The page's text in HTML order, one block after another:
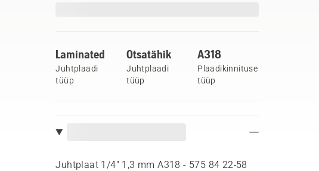
Laminated
Juhtplaadi
tüüp
Otsatähik
Juhtplaadi
tüüp
A318
Plaadikinnituse
tüüp
Juhtplaat 1/4" 1,3 mm A318 - 575 84 22‑58